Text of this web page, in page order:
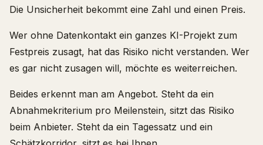
Die Unsicherheit bekommt eine Zahl und einen Preis.
Wer ohne Datenkontakt ein ganzes KI-Projekt zum
Festpreis zusagt, hat das Risiko nicht verstanden. Wer
es gar nicht zusagen will, möchte es weiterreichen.
Beides erkennt man am Angebot. Steht da ein
Abnahmekriterium pro Meilenstein, sitzt das Risiko
beim Anbieter. Steht da ein Tagessatz und ein